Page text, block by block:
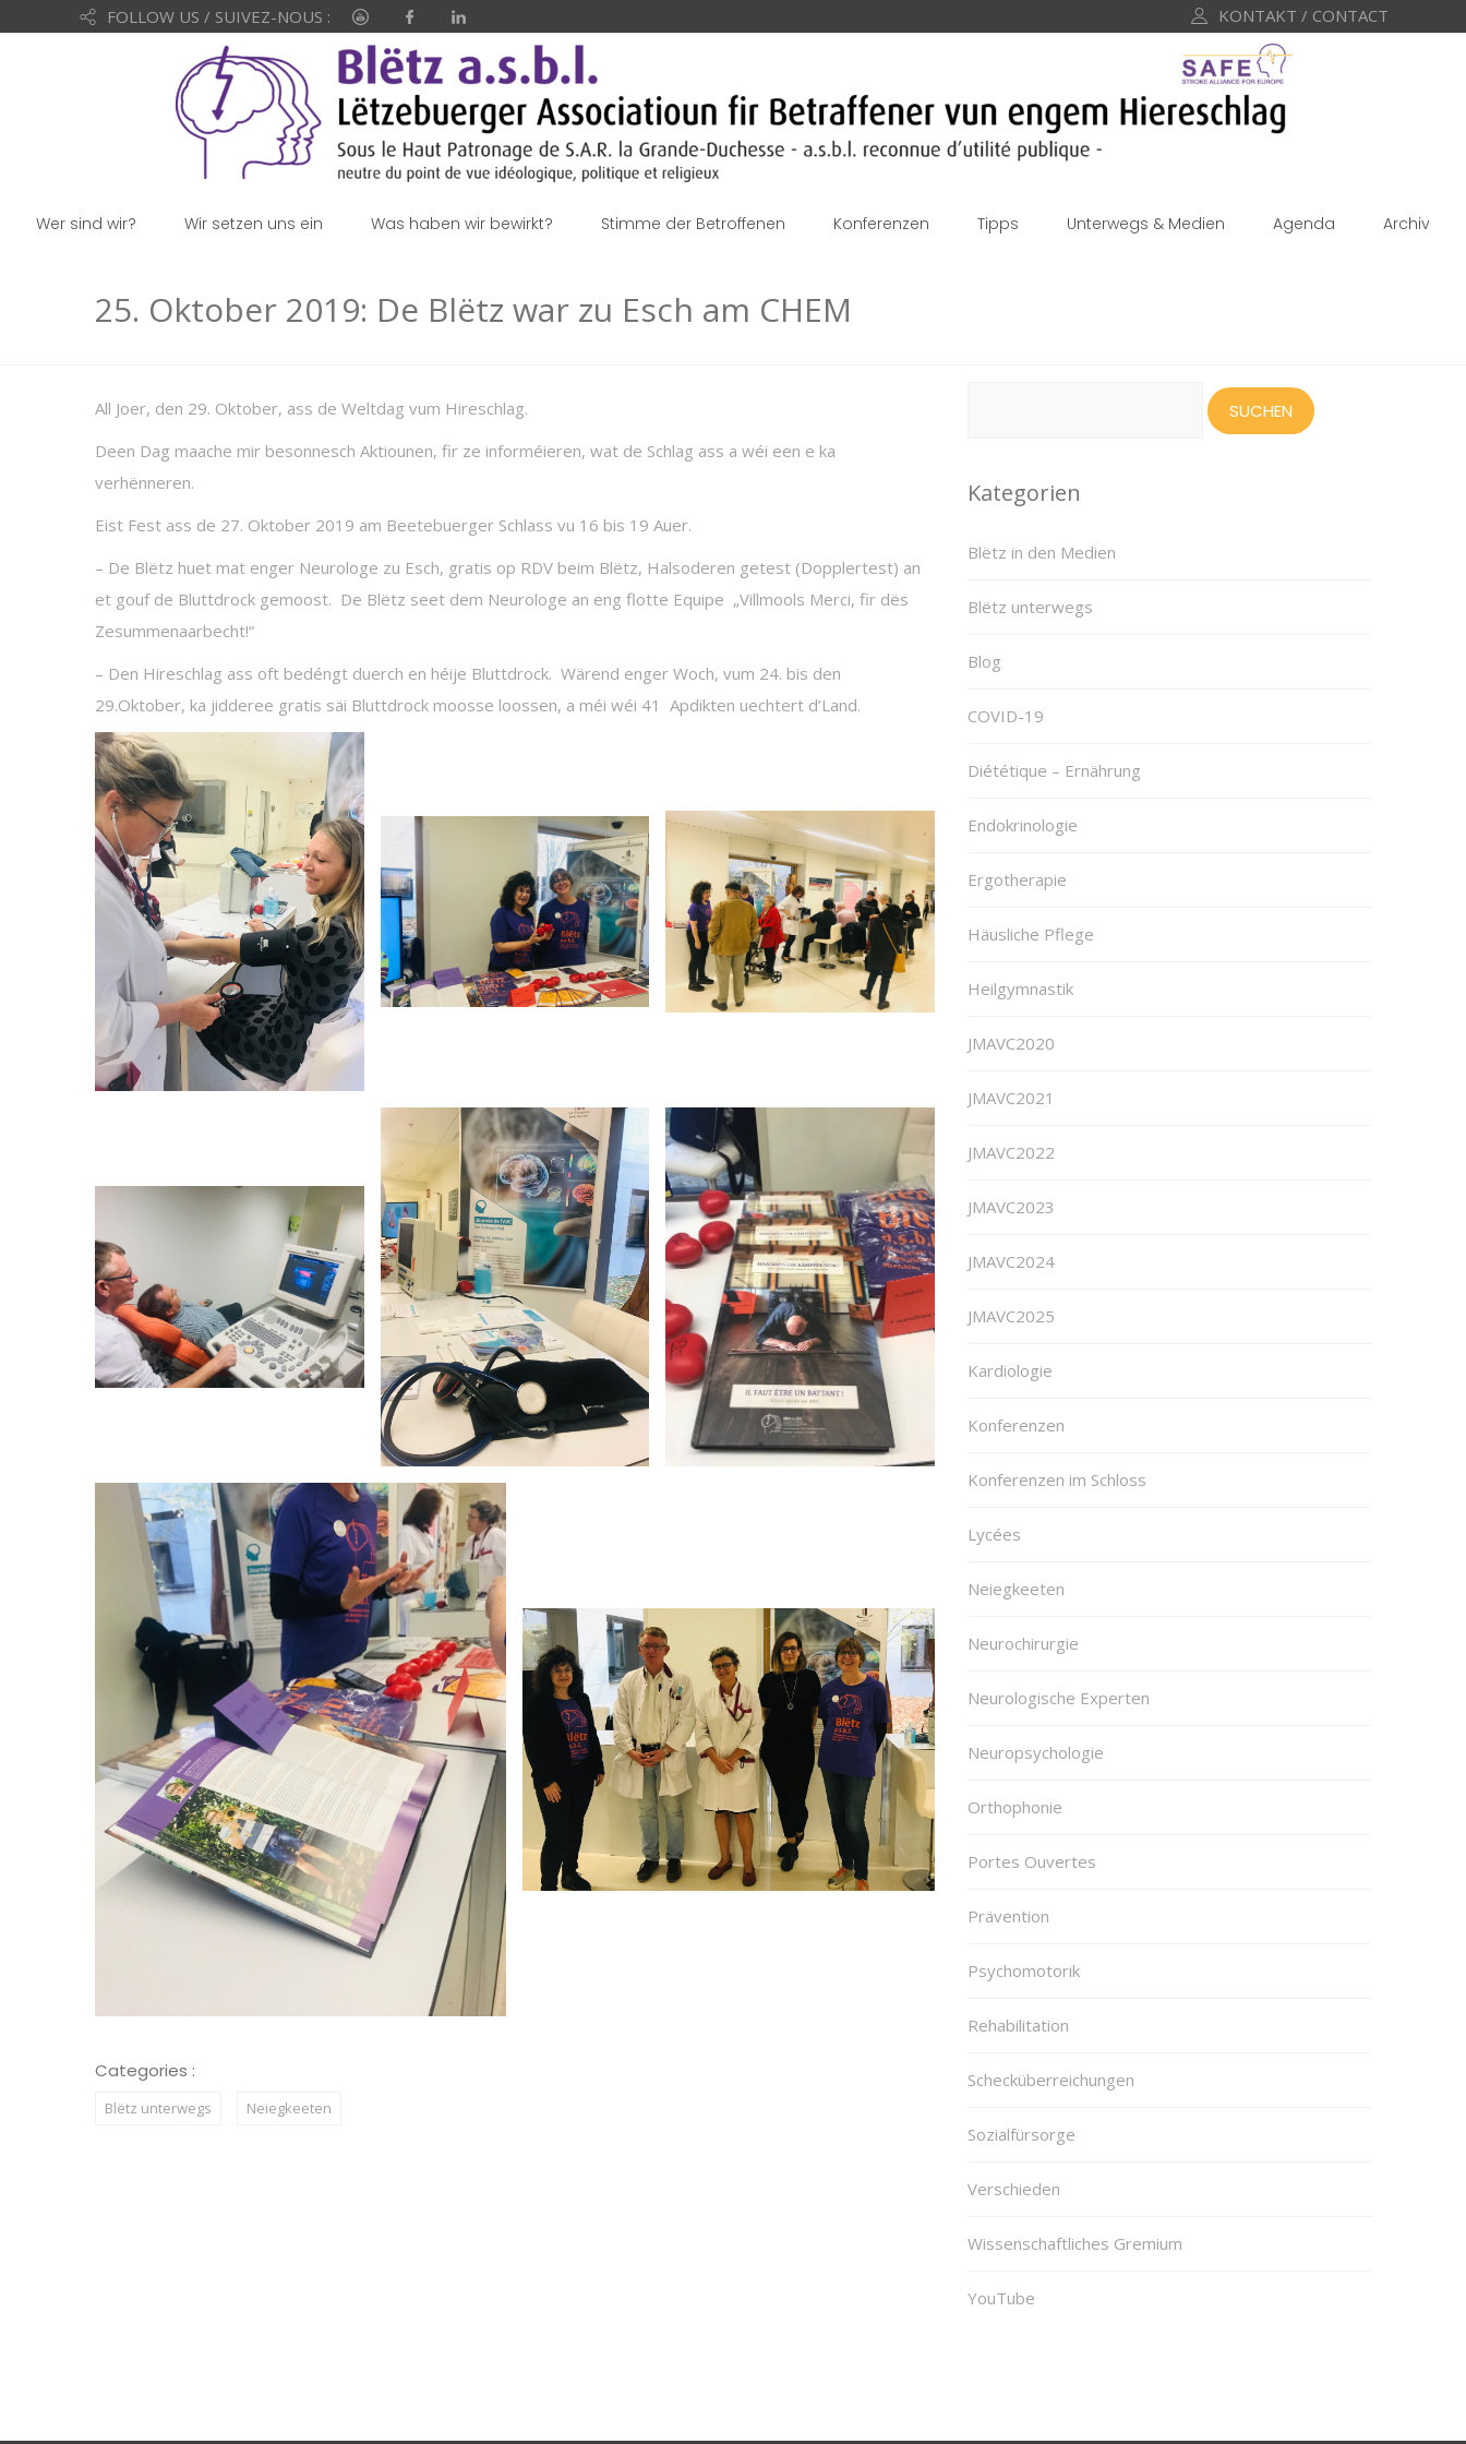
FOLLOW US / SUIVEZ-NOUS : KONTAKT / CONTACT
Wer sind wir? Wir setzen uns ein Was haben wir bewirkt? Stimme der Betroffenen Konferenzen Tipps Unterwegs & Medien Agenda Archiv
25. Oktober 2019: De Blëtz war zu Esch am CHEM
All Joer, den 29. Oktober, ass de Weltdag vum Hireschlag.
Deen Dag maache mir besonnesch Aktiounen, fir ze informéieren, wat de Schlag ass a wéi een e ka
verhënneren.
Eist Fest ass de 27. Oktober 2019 am Beetebuerger Schlass vu 16 bis 19 Auer.
– De Blëtz huet mat enger Neurologe zu Esch, gratis op RDV beim Blëtz, Halsoderen getest (Dopplertest) an
et gouf de Bluttdrock gemoost. De Blëtz seet dem Neurologe an eng flotte Equipe „Villmools Merci, fir dës
Zesummenaarbecht!“
– Den Hireschlag ass oft bedéngt duerch en héije Bluttdrock. Wärend enger Woch, vum 24. bis den
29.Oktober, ka jidderee gratis säi Bluttdrock moosse loossen, a méi wéi 41 Apdikten uechtert d’Land.
Categories :
Blëtz unterwegs Neiegkeeten
Kategorien
Blëtz in den Medien
Blëtz unterwegs
Blog
COVID-19
Diététique – Ernährung
Endokrinologie
Ergotherapie
Häusliche Pflege
Heilgymnastik
JMAVC2020
JMAVC2021
JMAVC2022
JMAVC2023
JMAVC2024
JMAVC2025
Kardiologie
Konferenzen
Konferenzen im Schloss
Lycées
Neiegkeeten
Neurochirurgie
Neurologische Experten
Neuropsychologie
Orthophonie
Portes Ouvertes
Prävention
Psychomotorik
Rehabilitation
Schecküberreichungen
Sozialfürsorge
Verschieden
Wissenschaftliches Gremium
YouTube